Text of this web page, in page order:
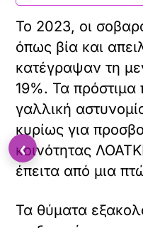
Δικαστήριο για
«Εκπεφρασμένος
σβήσει τη Γάζα
Πολωνία:
δέχθηκε ο
Τουσκ μετά την
Φίτσο
Γάζα: Το Ισραήλ
‹